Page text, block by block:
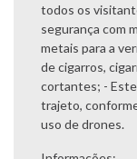
todos os
segurança com
metais para a
de cigarros,
cortantes; -
trajeto,
uso de drones.